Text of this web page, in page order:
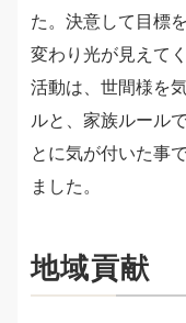
た。決意して目標
変わり光が見えて
活動は、世間様を
ルと、家族ルール
とに気が付いた事
ました。
地域貢献